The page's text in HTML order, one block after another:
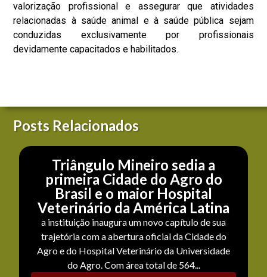
valorização profissional e assegurar que atividades
relacionadas à saúde animal e à saúde pública sejam
conduzidas exclusivamente por profissionais
devidamente capacitados e habilitados.
Posts Relacionados
Triângulo Mineiro sedia a
primeira Cidade do Agro do
Brasil e o maior Hospital
Veterinário da América Latina
a instituição inaugura um novo capítulo de sua
trajetória com a abertura oficial da Cidade do
Agro e do Hospital Veterinário da Universidade
do Agro. Com área total de 564...